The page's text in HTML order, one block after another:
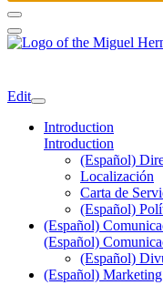
Edit
Introduction
Introduction
(Español)
Localización
Carta de
(Español)
(Español)
(Español)
(Español)
(Español) Marketing